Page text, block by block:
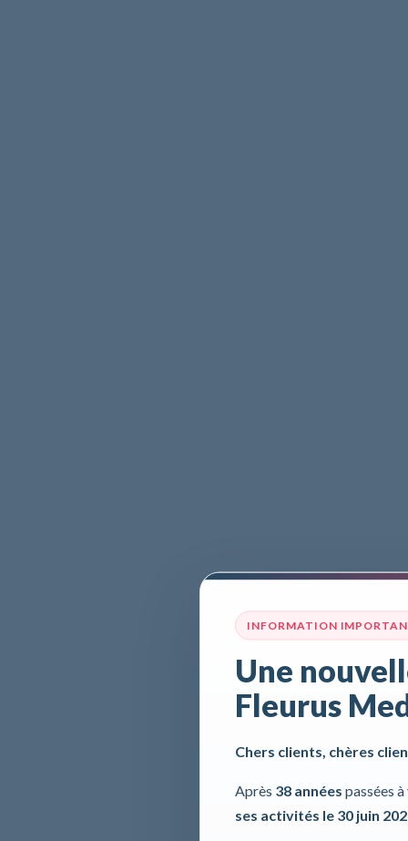
INFORMATION
Une
Fleurus
Chers clients, chères
Après 38 années passées
ses activités le 30 juin